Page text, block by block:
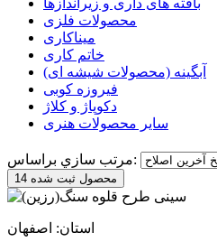
بافته های داری و زیراندازها
محصولات فلزی
میناکاری
خاتم کاری
آبگینه (محصولات شیشه ای)
فیروزه کوبی
دکوپاژ و کلاژ
سایر محصولات هنری
مرتب سازي براساس:
14 محصول ثبت شده
استان: اصفهان